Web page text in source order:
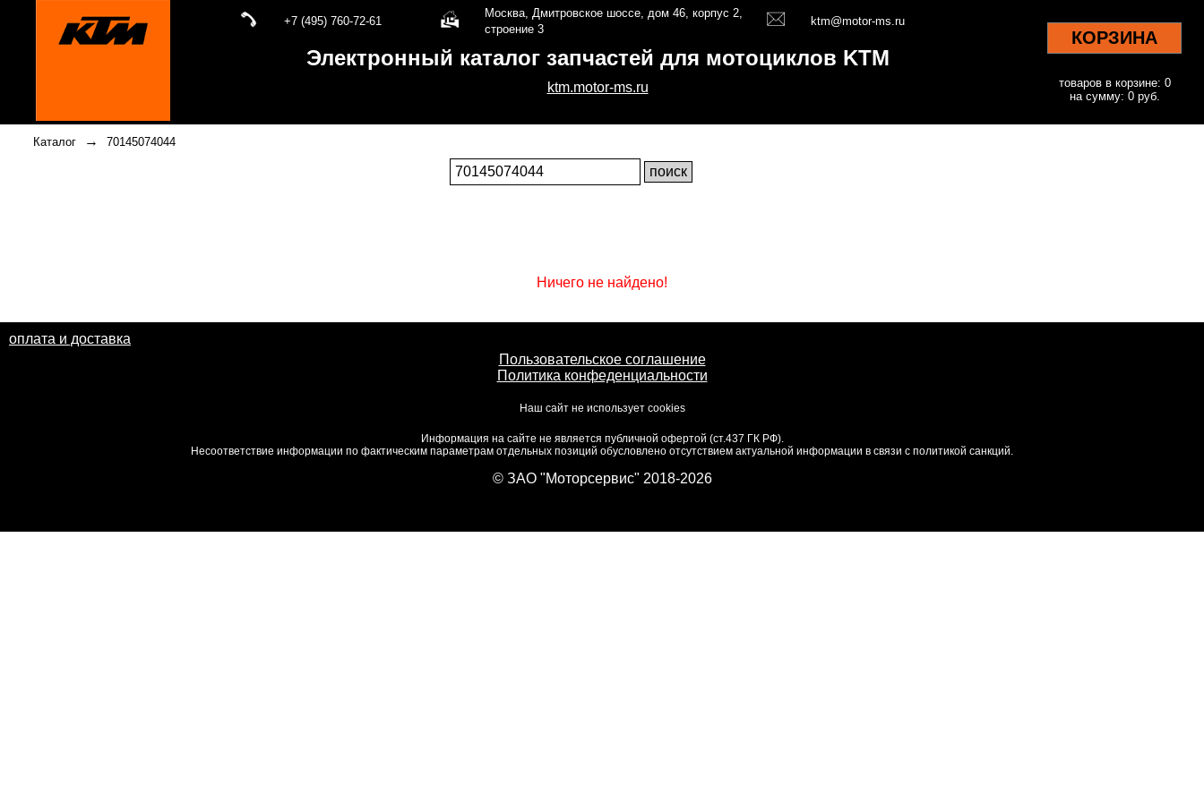
+7 (495) 760-72-61
Москва, Дмитровское шоссе, дом 46, корпус 2,
строение 3
ktm@motor-ms.ru
Электронный каталог запчастей для мотоциклов KTM
ktm.motor-ms.ru
КОРЗИНА
товаров в корзине: 0
на сумму: 0 руб.
Каталог → 70145074044
Ничего не найдено!
оплата и доставка
Пользовательское соглашение
Политика конфеденциальности
Наш сайт не использует cookies
Информация на сайте не является публичной офертой (ст.437 ГК РФ).
Несоответствие информации по фактическим параметрам отдельных позиций обусловлено отсутствием актуальной информации в связи с политикой санкций.
© ЗАО "Моторсервис" 2018-2026